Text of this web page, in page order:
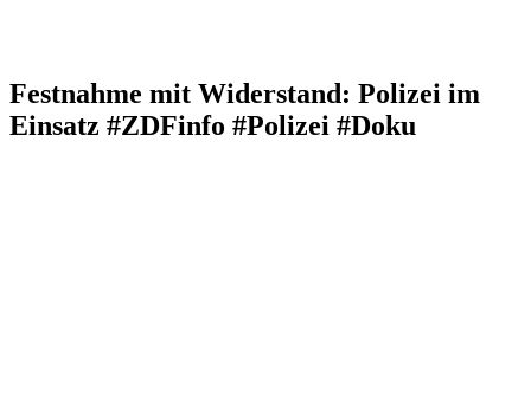
Festnahme mit Widerstand: Polizei im
Einsatz #ZDFinfo #Polizei #Doku